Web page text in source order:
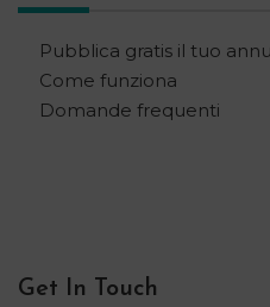
Pubblica gratis il tuo
Come funziona
Domande frequenti
Get In Touch